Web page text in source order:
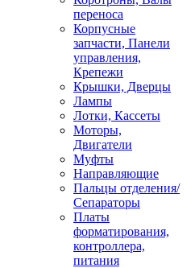
переноса
Корпусные
запчасти, Панели
управления,
Крепежи
Крышки, Дверцы
Лампы
Лотки, Кассеты
Моторы,
Двигатели
Муфты
Направляющие
Пальцы отделения/
Сепараторы
Платы
форматирования,
контроллера,
питания